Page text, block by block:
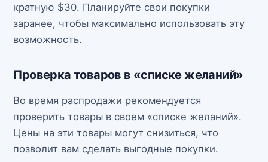
кратную $30. Планируйте свои покупки
заранее, чтобы максимально использовать эту
возможность.
Проверка товаров в «списке желаний»
Во время распродажи рекомендуется
проверить товары в своем «списке желаний».
Цены на эти товары могут снизиться, что
позволит вам сделать выгодные покупки.